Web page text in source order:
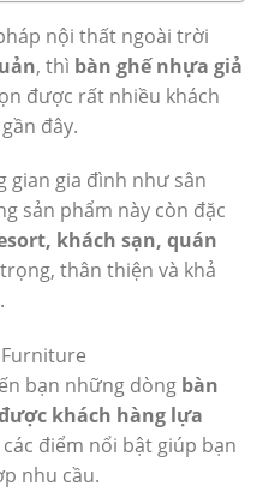
nội thất ngoài trời
, thì bàn ghế nhựa giả
được rất nhiều khách
đây.
gian gia đình như sân
sản phẩm này còn đặc
khách sạn, quán
thân thiện và khả
bạn những dòng bàn
khách hàng lựa
điểm nổi bật giúp bạn
nhu cầu.